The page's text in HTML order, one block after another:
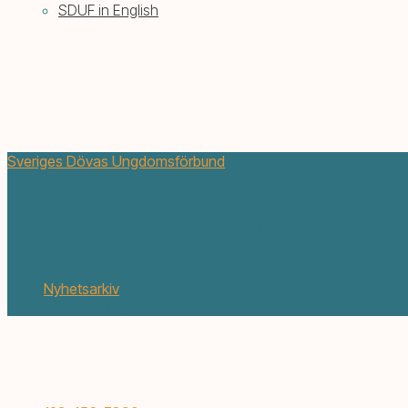
SDUF in English
Sveriges Dövas Ungdomsförbund
Nyhetsarkiv